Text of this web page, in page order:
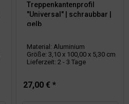
Treppenkantenprofil
"Universal" | schraubbar |
gelb
Material: Aluminium
Größe: 3,10 x 100,00 x 5,30 cm
Lieferzeit: 2 - 3 Tage
27,00 € *